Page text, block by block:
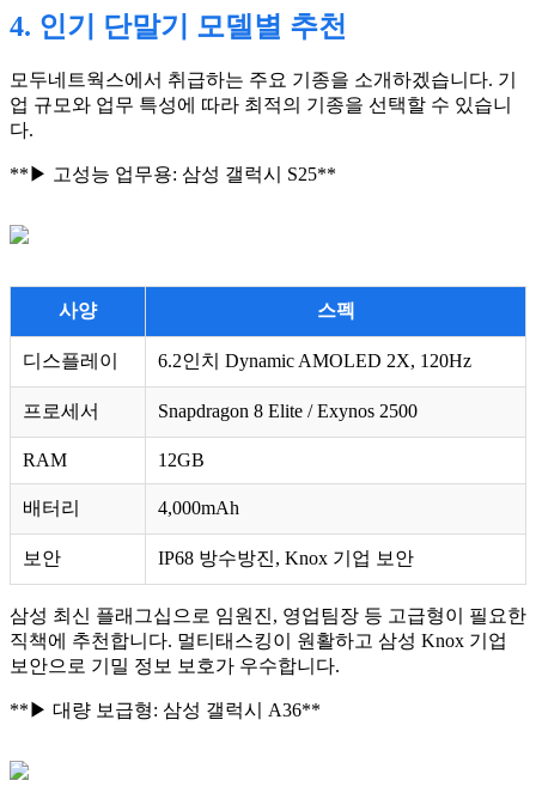
4. 인기 단말기 모델별 추천
모두네트웍스에서 취급하는 주요 기종을 소개하겠습니다. 기
업 규모와 업무 특성에 따라 최적의 기종을 선택할 수 있습니
다.
**▶ 고성능 업무용: 삼성 갤럭시 S25**
사양 스펙
디스플레이 6.2인치 Dynamic AMOLED 2X, 120Hz
프로세서 Snapdragon 8 Elite / Exynos 2500
RAM 12GB
배터리 4,000mAh
보안 IP68 방수방진, Knox 기업 보안
삼성 최신 플래그십으로 임원진, 영업팀장 등 고급형이 필요한
직책에 추천합니다. 멀티태스킹이 원활하고 삼성 Knox 기업
보안으로 기밀 정보 보호가 우수합니다.
**▶ 대량 보급형: 삼성 갤럭시 A36**